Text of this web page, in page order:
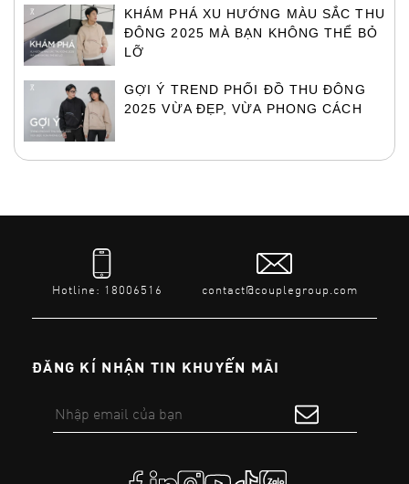
KHÁM PHÁ XU HƯỚNG MÀU SẮC THU
ĐÔNG 2025 MÀ BẠN KHÔNG THỂ BỎ
LỠ
GỢI Ý TREND PHỐI ĐỒ THU ĐÔNG
2025 VỪA ĐẸP, VỪA PHONG CÁCH
Hotline: 18006516 contact@couplegroup.com
ĐĂNG KÍ NHẬN TIN KHUYẾN MÃI